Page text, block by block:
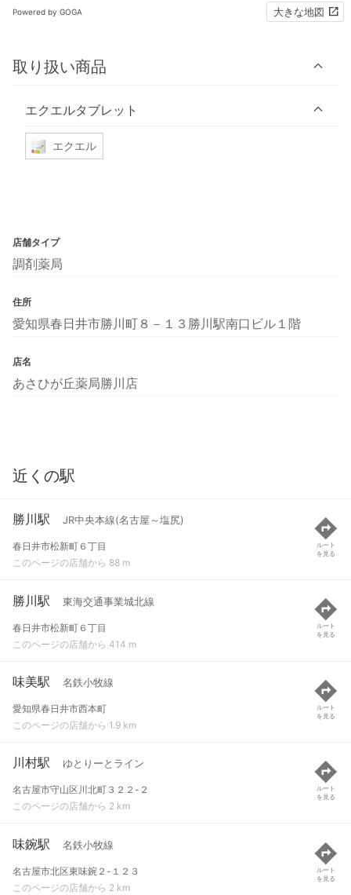
Powered by GOGA 大きな地図
取り扱い商品
エクエルタブレット
エクエル
店舗タイプ
調剤薬局
住所
愛知県春日井市勝川町８－１３勝川駅南口ビル１階
店名
あさひが丘薬局勝川店
近くの駅
勝川駅 JR中央本線(名古屋～塩尻)
春日井市松新町６丁目
このページの店舗から 88 m
ルート
を見る
勝川駅 東海交通事業城北線
春日井市松新町６丁目
このページの店舗から 414 m
ルート
を見る
味美駅 名鉄小牧線
愛知県春日井市西本町
このページの店舗から 1.9 km
ルート
を見る
川村駅 ゆとりーとライン
名古屋市守山区川北町３２２-２
このページの店舗から 2 km
ルート
を見る
味鋺駅 名鉄小牧線
名古屋市北区東味鋺２-１２３
このページの店舗から 2 km
ルート
を見る